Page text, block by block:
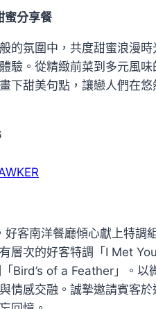
蜜分享餐
的氛圍中，共度甜蜜浪漫
驗。從精緻前菜到多元風
下甜美句點，讓戀人們在
客南洋餐廳傾心獻上特調
層次的好客特調「I Met
Bird’s of a Feather」。以
情感交融。誠摯邀請賓客